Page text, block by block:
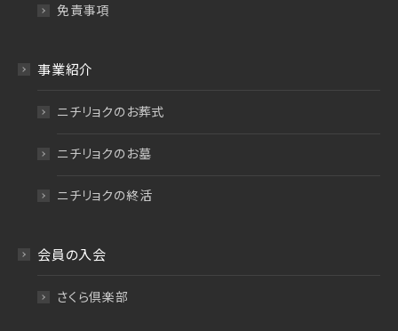
免責事項
事業紹介
ニチリョクのお葬式
ニチリョクのお墓
ニチリョクの終活
会員の入会
さくら倶楽部